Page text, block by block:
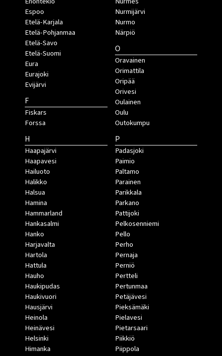
Espoo
Etelä-Karjala
Etelä-Pohjanmaa
Etelä-Savo
Etelä-Suomi
Eura
Eurajoki
Evijärvi
F
Fiskars
Forssa
H
Haapajärvi
Haapavesi
Hailuoto
Halikko
Halsua
Hamina
Hammarland
Hankasalmi
Hanko
Harjavalta
Hartola
Hattula
Hauho
Haukipudas
Haukivuori
Hausjärvi
Heinola
Heinävesi
Helsinki
Himanka
Nurmijärvi
Nurmo
Närpiö
O
Oravainen
Orimattila
Oripää
Orivesi
Oulainen
Oulu
Outokumpu
P
Padasjoki
Paimio
Paltamo
Parainen
Parikkala
Parkano
Pattijoki
Pelkosenniemi
Pello
Perho
Pernaja
Perniö
Pertteli
Pertunmaa
Petäjävesi
Pieksämäki
Pielavesi
Pietarsaari
Piikkiö
Piippola